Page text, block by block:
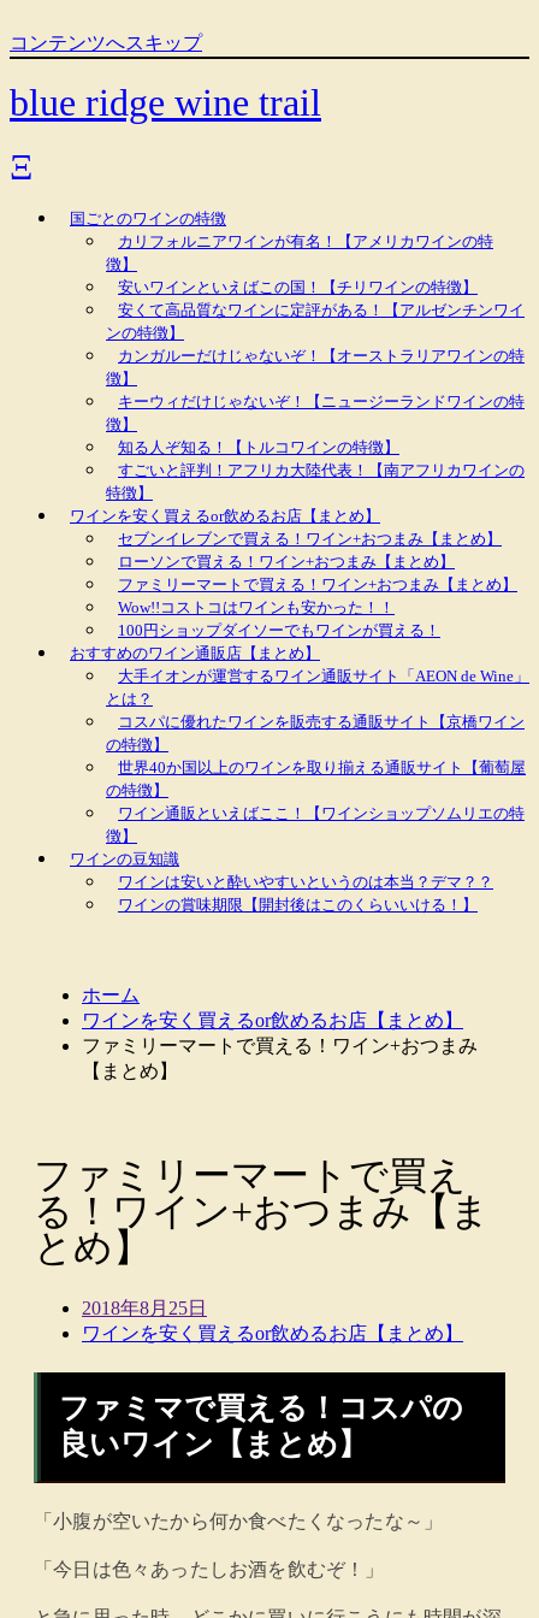
コンテンツへスキップ
blue ridge wine trail
国ごとのワインの特徴
カリフォルニアワインが有名！【アメリカワインの特
徴】
安いワインといえばこの国！【チリワインの特徴】
安くて高品質なワインに定評がある！【アルゼンチンワイ
ンの特徴】
カンガルーだけじゃないぞ！【オーストラリアワインの特
徴】
キーウィだけじゃないぞ！【ニュージーランドワインの特
徴】
知る人ぞ知る！【トルコワインの特徴】
すごいと評判！アフリカ大陸代表！【南アフリカワインの
特徴】
ワインを安く買えるor飲めるお店【まとめ】
セブンイレブンで買える！ワイン+おつまみ【まとめ】
ローソンで買える！ワイン+おつまみ【まとめ】
ファミリーマートで買える！ワイン+おつまみ【まとめ】
Wow!!コストコはワインも安かった！！
100円ショップダイソーでもワインが買える！
おすすめのワイン通販店【まとめ】
大手イオンが運営するワイン通販サイト「AEON de Wine」
とは？
コスパに優れたワインを販売する通販サイト【京橋ワイン
の特徴】
世界40か国以上のワインを取り揃える通販サイト【葡萄屋
の特徴】
ワイン通販といえばここ！【ワインショップソムリエの特
徴】
ワインの豆知識
ワインは安いと酔いやすいというのは本当？デマ？？
ワインの賞味期限【開封後はこのくらいいける！】
ホーム
ワインを安く買えるor飲めるお店【まとめ】
ファミリーマートで買える！ワイン+おつまみ
【まとめ】
ファミリーマートで買え
る！ワイン+おつまみ【ま
とめ】
2018年8月25日
ワインを安く買えるor飲めるお店【まとめ】
ファミマで買える！コスパの
良いワイン【まとめ】
「小腹が空いたから何か食べたくなったな～」
「今日は色々あったしお酒を飲むぞ！」